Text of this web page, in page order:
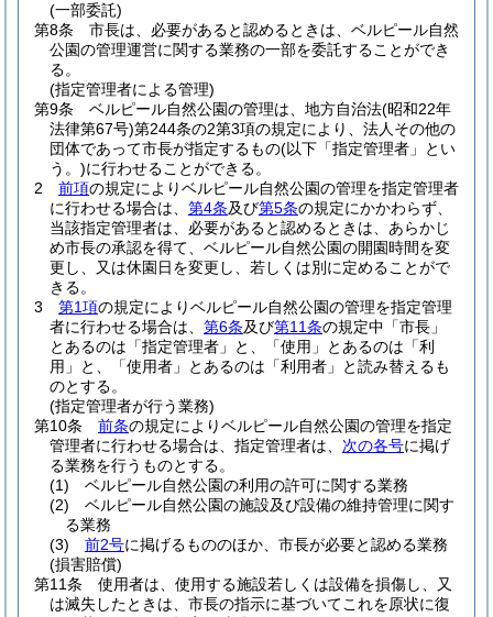
(一部委託)
第8条
市長は、必要があると認めるときは、ベルピール自然
公園の管理運営に関する業務の一部を委託することができ
る。
(指定管理者による管理)
第9条
ベルピール自然公園の管理は、地方自治法(昭和22年
法律第67号)第244条の2第3項の規定により、法人その他の
団体であって市長が指定するもの(以下「指定管理者」とい
う。)に行わせることができる。
2
前項の規定によりベルピール自然公園の管理を指定管理者
に行わせる場合は、 第4条及び第5条の規定にかかわらず、
当該指定管理者は、必要があると認めるときは、あらかじ
め市長の承認を得て、ベルピール自然公園の開園時間を変
更し、又は休園日を変更し、若しくは別に定めることがで
きる。
3
第1項の規定によりベルピール自然公園の管理を指定管理
者に行わせる場合は、 第6条及び第11条の規定中「市長」
とあるのは「指定管理者」と、「使用」とあるのは「利
用」と、「使用者」とあるのは「利用者」と読み替えるも
のとする。
(指定管理者が行う業務)
第10条
前条の規定によりベルピール自然公園の管理を指定
管理者に行わせる場合は、指定管理者は、 次の各号に掲げ
る業務を行うものとする。
(1)
ベルピール自然公園の利用の許可に関する業務
(2)
ベルピール自然公園の施設及び設備の維持管理に関す
る業務
(3)
前2号に掲げるもののほか、市長が必要と認める業務
(損害賠償)
第11条
使用者は、使用する施設若しくは設備を損傷し、又
は滅失したときは、市長の指示に基づいてこれを原状に復